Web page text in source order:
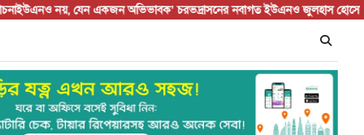
নয়, যেন একজন অভিভাবক’ চরভদ্রাসনের নবাগত ইউএনও জুলহাস হোসেন সৌরভকে